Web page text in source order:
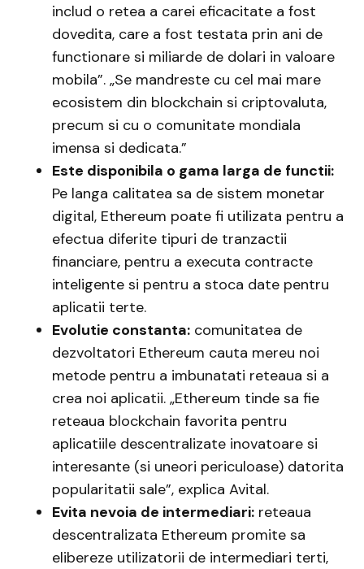
includ o retea a carei eficacitate a fost
dovedita, care a fost testata prin ani de
functionare si miliarde de dolari in valoare
mobila”. „Se mandreste cu cel mai mare
ecosistem din blockchain si criptovaluta,
precum si cu o comunitate mondiala
imensa si dedicata.”
Este disponibila o gama larga de functii:
Pe langa calitatea sa de sistem monetar
digital, Ethereum poate fi utilizata pentru a
efectua diferite tipuri de tranzactii
financiare, pentru a executa contracte
inteligente si pentru a stoca date pentru
aplicatii terte.
Evolutie constanta: comunitatea de
dezvoltatori Ethereum cauta mereu noi
metode pentru a imbunatati reteaua si a
crea noi aplicatii. „Ethereum tinde sa fie
reteaua blockchain favorita pentru
aplicatiile descentralizate inovatoare si
interesante (si uneori periculoase) datorita
popularitatii sale”, explica Avital.
Evita nevoia de intermediari: reteaua
descentralizata Ethereum promite sa
elibereze utilizatorii de intermediari terti,